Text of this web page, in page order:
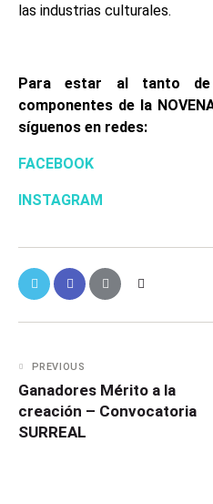
las industrias culturales.
Para estar al tanto
componentes de la
síguenos en redes:
FACEBOOK
INSTAGRAM
PREVIOUS
Ganadores Mérito a la
creación – Convocatoria
SURREAL